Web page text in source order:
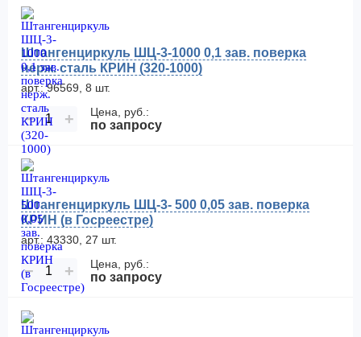
Штангенциркуль ШЦ-3-1000 0,1 зав. поверка
нерж. сталь КРИН (320-1000)
арт.: 96569, 8 шт.
− + Цена, руб.:
по запросу
Штангенциркуль ШЦ-3- 500 0,05 зав. поверка
КРИН (в Госреестре)
арт.: 43330, 27 шт.
− + Цена, руб.:
по запросу